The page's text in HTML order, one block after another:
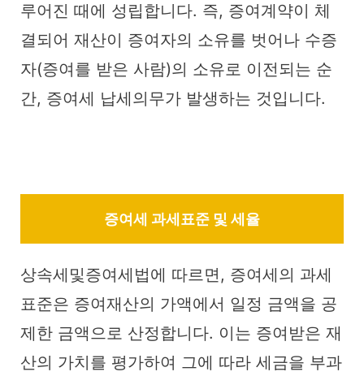
루어진 때에 성립합니다. 즉, 증여계약이 체
결되어 재산이 증여자의 소유를 벗어나 수증
자(증여를 받은 사람)의 소유로 이전되는 순
간, 증여세 납세의무가 발생하는 것입니다.
증여세 과세표준 및 세율
상속세및증여세법에 따르면, 증여세의 과세
표준은 증여재산의 가액에서 일정 금액을 공
제한 금액으로 산정합니다. 이는 증여받은 재
산의 가치를 평가하여 그에 따라 세금을 부과